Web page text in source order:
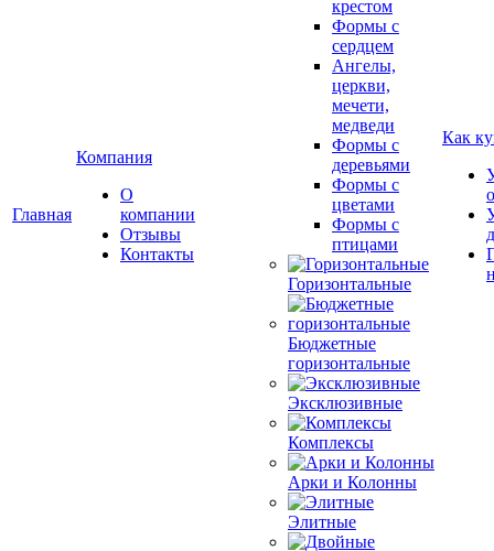
Главная
Компания
О
компании
Отзывы
Контакты
крестом
Формы с
сердцем
Ангелы,
церкви,
мечети,
медведи
Формы с
деревьями
Формы с
цветами
Формы с
птицами
Горизонтальные
Бюджетные
горизонтальные
Эксклюзивные
Комплексы
Арки и Колонны
Элитные
Как